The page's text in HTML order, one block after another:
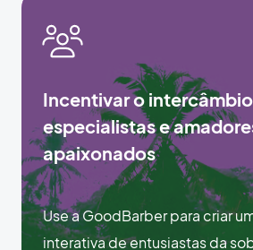
Incentivar o
especialistas e
apaixonados
Use a GoodBarber para criar
interativa de entusiastas da